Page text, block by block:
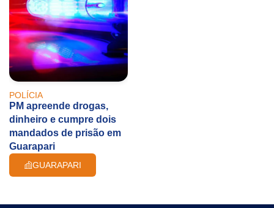
POLÍCIA
PM apreende drogas,
dinheiro e cumpre dois
mandados de prisão em
Guarapari
GUARAPARI